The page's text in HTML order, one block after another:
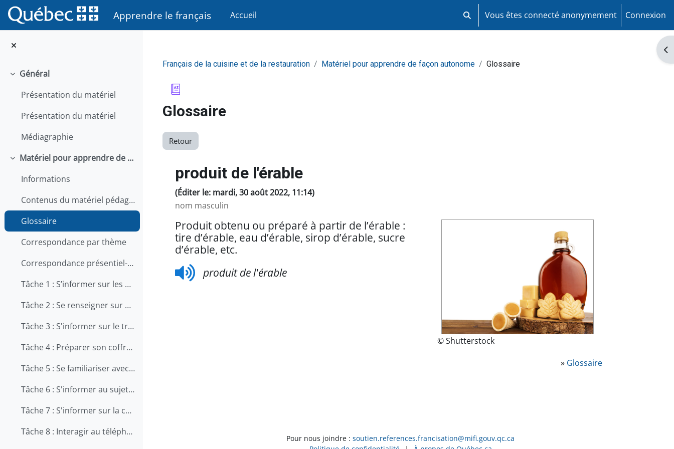
Passer au contenu principal
Apprendre le français Accueil Activer/désactiver la saisie de recherche
Vous êtes connecté anonymement Connexion
Replier
Général
Présentation du matériel
Présentation du matériel
Médiagraphie
Replier
Matériel pour apprendre de façon autonome
Informations
Contenus du matériel pédagogique
Glossaire
Correspondance par thème
Correspondance présentiel-en ligne
Tâche 1 : S’informer sur les qualités et les compétences recherchées pour travailler en restauration
Tâche 2 : Se renseigner sur une offre d'emploi au téléphone
Tâche 3 : S'informer sur le travail en cuisine
Tâche 4 : Préparer son coffre d'outils
Tâche 5 : Se familiariser avec le métier d'aide-cuisinier
Tâche 6 : S'informer au sujet de la prévention des chutes au travail
Tâche 7 : S'informer sur la carrière de chef
Tâche 8 : Interagir au téléphone avec les clients
Français de la cuisine et de la restauration Matériel pour apprendre de façon autonome Glossaire
Glossaire
Retour
produit de l'érable
(Éditer le: mardi, 30 août 2022, 11:14)
nom masculin
Produit obtenu ou préparé à partir de l’érable :
tire d’érable, eau d’érable, sirop d’érable, sucre
d’érable, etc.
produit de l'érable
© Shutterstock
» Glossaire
Pour nous joindre : soutien.references.francisation@mifi.gouv.qc.ca